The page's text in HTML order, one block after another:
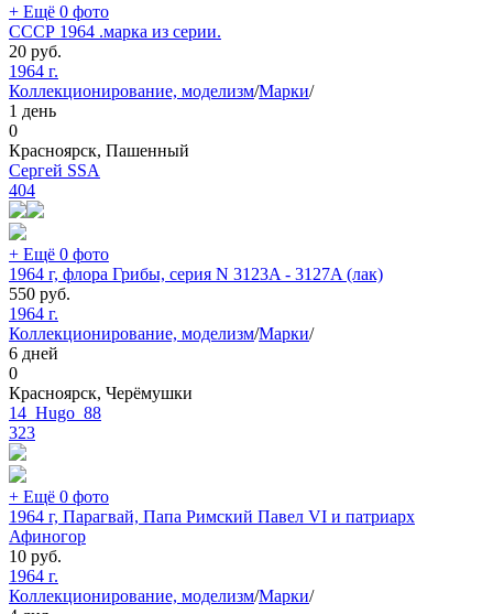
+ Ещё 0 фото
СССР 1964 .марка из серии.
20 руб.
1964 г.
Коллекционирование, моделизм/Марки/
1 день
0
Красноярск, Пашенный
Сергей SSA
404
+ Ещё 0 фото
1964 г, флора Грибы, серия N 3123A - 3127A (лак)
550 руб.
1964 г.
Коллекционирование, моделизм/Марки/
6 дней
0
Красноярск, Черёмушки
14_Hugo_88
323
+ Ещё 0 фото
1964 г, Парагвай, Папа Римский Павел VI и патриарх
Афиногор
10 руб.
1964 г.
Коллекционирование, моделизм/Марки/